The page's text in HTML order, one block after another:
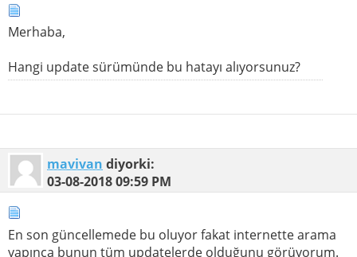
Merhaba,
Hangi update sürümünde bu hatayı alıyorsunuz?
mavivan diyorki:
03-08-201809:59 PM
En son güncellemede bu oluyor fakat internette arama
yapınca bunun tüm updatelerde olduğunu görüyorum.